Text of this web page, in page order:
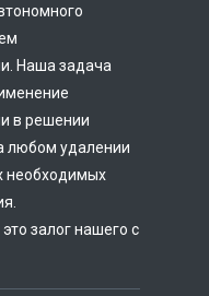
Наша задача
в решении
любом удалении
необходимых
залог нашего с